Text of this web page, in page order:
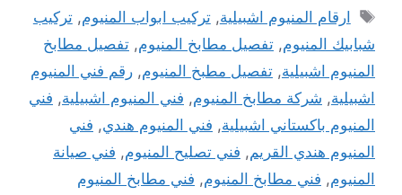
الوسوم
ارقام المنيوم اشبيلية,تركيب ابواب المنيوم,تركيب
شبابيك المنيوم, تفصيل مطابخ المنيوم, تفصيل مطابخ
المنيوم اشبيلية, تفصيل مطبخ المنيوم, رقم فني المنيوم
اشبيلية, شركة مطابخ المنيوم, فني المنيوم اشبيلية, فني
المنيوم باكستاني اشبيلية, فني المنيوم هندي, فني
المنيوم هندي القريم, فني تصليح المنيوم, فني صيانة
المنيوم, فني مطابخ المنيوم, فني مطابخ المنيوم